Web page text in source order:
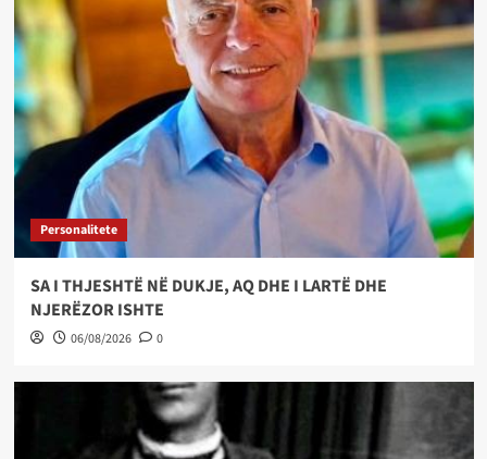
Personalitete
SA I THJESHTË NË DUKJE, AQ DHE I LARTË DHE
NJERËZOR ISHTE
06/08/2026 0